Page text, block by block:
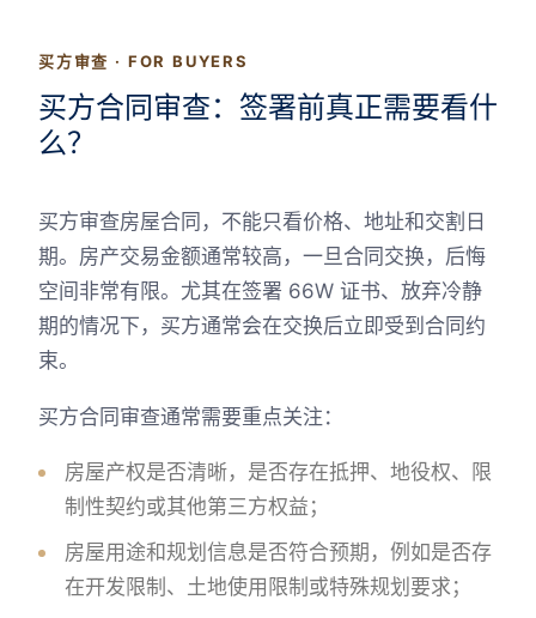
买方审查 · FOR BUYERS
买方合同审查：签署前真正需要看什
么？
买方审查房屋合同，不能只看价格、地址和交割日
期。房产交易金额通常较高，一旦合同交换，后悔
空间非常有限。尤其在签署 66W 证书、放弃冷静
期的情况下，买方通常会在交换后立即受到合同约
束。
买方合同审查通常需要重点关注：
房屋产权是否清晰，是否存在抵押、地役权、限
制性契约或其他第三方权益；
房屋用途和规划信息是否符合预期，例如是否存
在开发限制、土地使用限制或特殊规划要求；